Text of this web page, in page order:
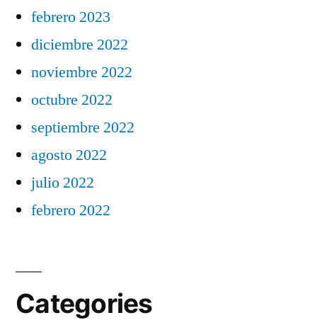
febrero 2023
diciembre 2022
noviembre 2022
octubre 2022
septiembre 2022
agosto 2022
julio 2022
febrero 2022
Categories